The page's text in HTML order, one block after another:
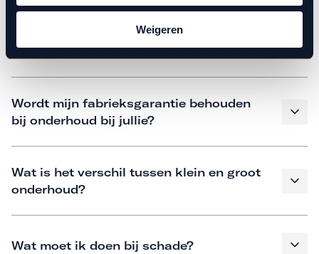
Weigeren
Is vervangend vervoer mogelijk?
Wordt mijn fabrieksgarantie behouden
bij onderhoud bij jullie?
Wat is het verschil tussen klein en groot
onderhoud?
Wat moet ik doen bij schade?